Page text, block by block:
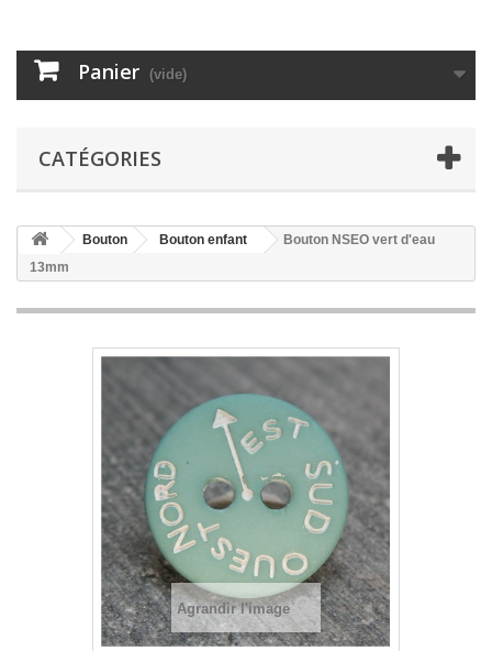
Panier (vide)
CATÉGORIES
Bouton Bouton enfant
Bouton NSEO vert d'eau
13mm
Agrandir l'image